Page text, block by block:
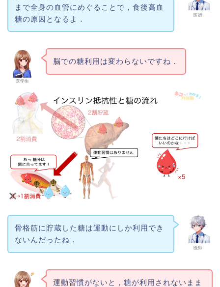
医師
まで全身の血管にめぐることで，食後高血
糖の原因となるよ．
医学生
脳での糖利用は変わらないですね．
医師
骨格筋に貯蔵した糖は運動にしか利用でき
ないんだったね．
運動習慣がないと，糖が利用されないまま